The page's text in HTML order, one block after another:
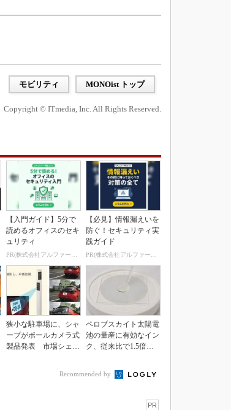
モビリティ MONOist トップ
Copyright © ITmedia, Inc. All Rights Reserved.
【入門ガイド】5分で
読めるオフィスのセキ
ュリティ
PR(株式会社アルファーテクノ)
【必見】情報漏えいを
防ぐ！セキュリティ実
践ガイド
PR(株式会社アルファーテクノ)
狭小な駐車場に、シャ
ープがポールカメラ式
製品発表 市場シェア
ペロブスカイト太陽電
池の量産に有効なイン
ク、従来比で1.5倍の
Recommended by
PR